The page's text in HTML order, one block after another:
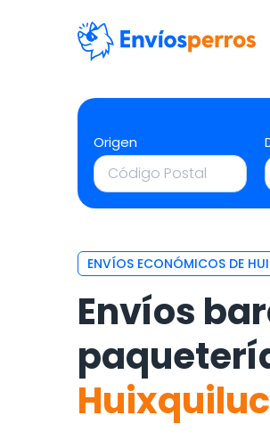
Origen
ENVÍOS ECONÓMICOS DE
Envíos